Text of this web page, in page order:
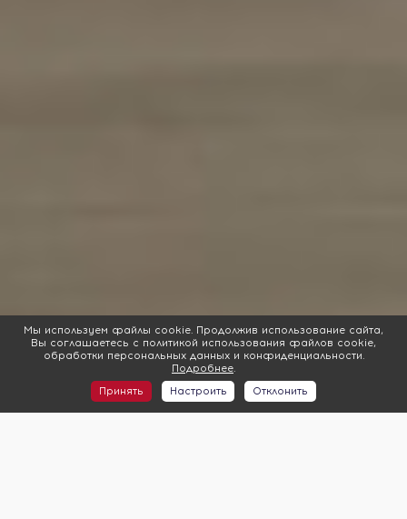
Мы используем файлы cookie. Продолжив использование сайта,
Вы соглашаетесь с политикой использования файлов cookie,
обработки персональных данных и конфиденциальности.
Подробнее.
Принять
Настроить Отклонить